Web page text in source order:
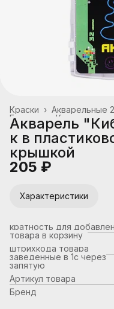
Акварельные
Краски ›
Канцтовары,
Главная
Акварель
к в
крышкой
205 ₽
Характеристики
кратность для
товара в корзину
штрихкода товара
заведенные в 1с через
запятую
Артикул товара
Бренд